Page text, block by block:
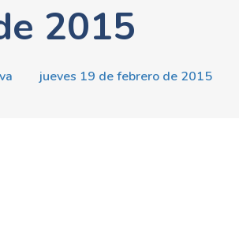
2015
jueves 19 de febrero de 2015